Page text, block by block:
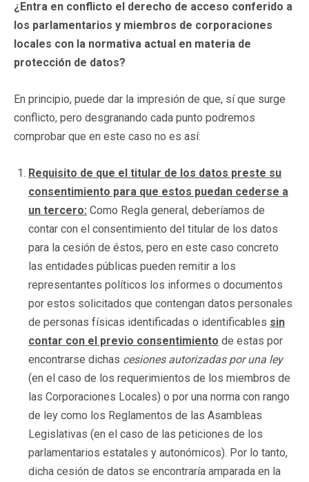
¿Entra en conflicto el derecho de acceso conferido a
los parlamentarios y miembros de corporaciones
locales con la normativa actual en materia de
protección de datos?
En principio, puede dar la impresión de que, sí que surge
conflicto, pero desgranando cada punto podremos
comprobar que en este caso no es así:
Requisito de que el titular de los datos preste su
consentimiento para que estos puedan cederse a
un tercero: Como Regla general, deberíamos de
contar con el consentimiento del titular de los datos
para la cesión de éstos, pero en este caso concreto
las entidades públicas pueden remitir a los
representantes políticos los informes o documentos
por estos solicitados que contengan datos personales
de personas físicas identificadas o identificables sin
contar con el previo consentimiento de estas por
encontrarse dichas cesiones autorizadas por una ley
(en el caso de los requerimientos de los miembros de
las Corporaciones Locales) o por una norma con rango
de ley como los Reglamentos de las Asambleas
Legislativas (en el caso de las peticiones de los
parlamentarios estatales y autonómicos). Por lo tanto,
dicha cesión de datos se encontraría amparada en la